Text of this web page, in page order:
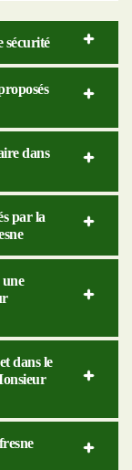
sécurité
dans
par la
dans le